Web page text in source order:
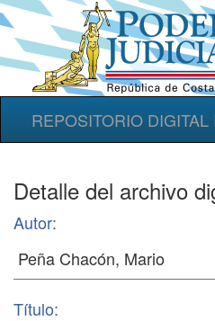
REPOSITORIO
Detalle del archivo
Autor:
Título: